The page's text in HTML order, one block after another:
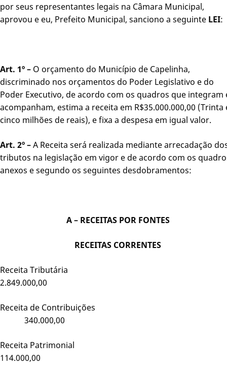
por seus representantes legais na Câmara Municipal,
aprovou e eu, Prefeito Municipal, sanciono a seguinte LEI:
Art. 1º – O orçamento do Município de Capelinha,
discriminado nos orçamentos do Poder Legislativo e do
Poder Executivo, de acordo com os quadros que integram
acompanham, estima a receita em R$35.000.000,00 (Trinta
cinco milhões de reais), e fixa a despesa em igual valor.
Art. 2º –A Receita será realizada mediante arrecadação
tributos na legislação em vigor e de acordo com os
anexos e segundo os seguintes desdobramentos:
A – RECEITAS POR FONTES
RECEITAS CORRENTES
Receita Tributária
2.849.000,00
Receita de Contribuições
340.000,00
Receita Patrimonial
114.000,00